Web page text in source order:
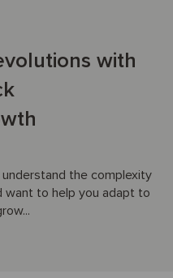
with
understand the complexity
want to help you adapt to